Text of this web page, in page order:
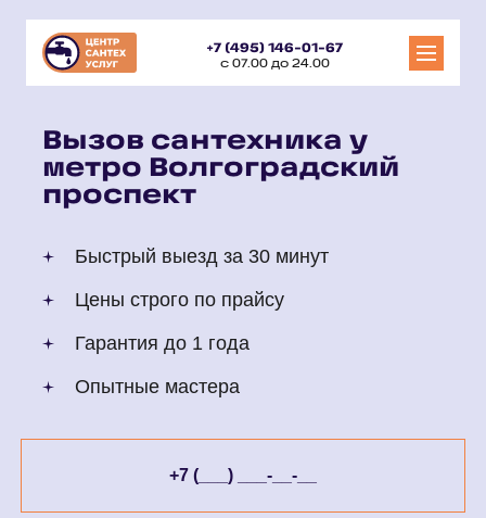
+7 (495) 146-01-67
с 07.00 до 24.00
Вызов сантехника у
метро Волгоградский
проспект
Быстрый выезд за 30 минут
Цены строго по прайсу
Гарантия до 1 года
Опытные мастера